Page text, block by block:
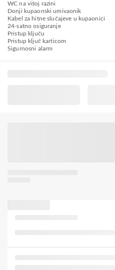
WC na višoj razini
Donji kupaonski umivaonik
Kabel za hitne slučajeve u kupaonici
24-satno osiguranje
Pristup ključu
Pristup ključ karticom
Sigurnosni alarm